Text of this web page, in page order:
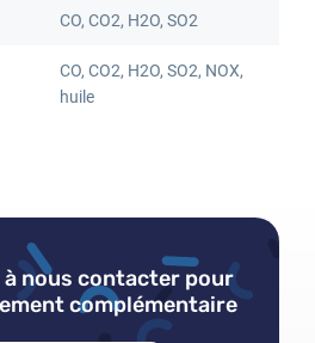
CO, CO2, H2O, SO2
CO, CO2, H2O, SO2, NOX,
huile
à nous contacter pour
complémentaire
de passe oublié